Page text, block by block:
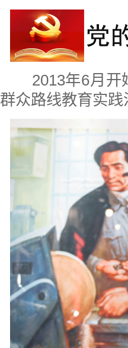
2013年6月开
群众路线教育实